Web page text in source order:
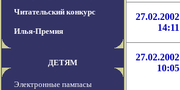
Читательский конкурс
Илья-Премия
ДЕТЯМ
Электронные пампасы
27.02.2002
14:11
27.02.2002
10:05